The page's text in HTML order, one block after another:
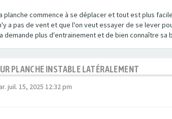
planche commence à se déplacer et tout est plus
a pas de vent et que l'on veut essayer de se lever
demande plus d'entrainement et de bien connaître sa
PLANCHE INSTABLE LATÉRALEMENT
juil. 15, 2025 12:32 pm